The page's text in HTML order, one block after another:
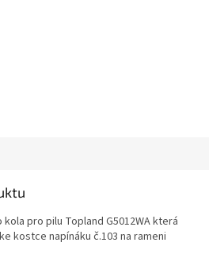
kola pro pilu Topland G5012WA která
kostce napínáku č.103 na rameni